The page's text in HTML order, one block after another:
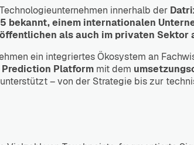
innerhalb der
bekannt, einem internationalen
als auch im privaten Sektor
ein integriertes Ökosystem an
Prediction Platform mit dem
– von der Strategie bis zur